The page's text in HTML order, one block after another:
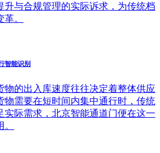
升与合规管理的实际诉求，为传统档
。
智能识别
物的出入库速度往往决定着整体供应
物需要在短时间内集中通行时，传统
实际需求，北京智能通道门便在这一